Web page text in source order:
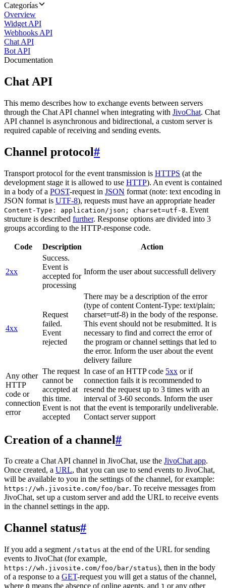
Categorías
Overview
Widget API
Webhooks API
Chat API
Bot API
Documentation
Chat API
This memo describes how to exchange events between servers
through the Chat API channel when integrating with JivoChat. Chat
API channel is asynchronous and bidirectional, a custom server is
required capable of receiving and sending events.
Channel protocol#
Transport protocol for the event transmission is HTTPS (at the
development stage it is allowed to use HTTP). An event is contained
in a body of a POST-request in JSON format (note: text encoding in
JSON format is UTF-8), requests must have an appropriate header
Content-Type: application/json; charset=utf-8. Event
structure is described further. Response options are divided into 3
groups according to the HTTP-response code.
Code Description Action
2xx
Success.
Event is
accepted for
processing
Inform the user about successfull delivery
4xx
Request
failed.
Event
rejected
There may be a description of the error
(type of content Content-Type: text/plain;
charset=utf-8) in the body of the response.
This event should not be resubmitted. It is
necessary to find and correct the error of
the program or channel settings that led to
the error. Inform the user about the event
delivery failure
Any other
HTTP
code or
connection
error
The request
cannot be
accepted at
this time.
Event is not
accepted
In case of an HTTP code 5xx or if
connection fails it is recommended to
resend the request up to 3 times with an
interval of 3-60 seconds. Inform the user
that the event is temporarily undeliverable.
Contact server support
Creation of a channel#
To create a Chat API channel in JivoChat, use the JivoChat app.
Once created, a URL, that you can use to send events to JivoChat,
will be available to you in the settings of the channel, for example:
https://wh.jivosite.com/foo/bar. To receive messages from
JivoChat, set up a custom server and add the URL to receive events
in the channel settings in the app.
Channel status#
If you add a segment /status at the end of the URL for sending
events to JivoChat (for example,
https://wh.jivosite.com/foo/bar/status), then in the body
of a response to a GET-request you will get a status of the channel,
where 0 means the absence of online agents, and 1 or any other